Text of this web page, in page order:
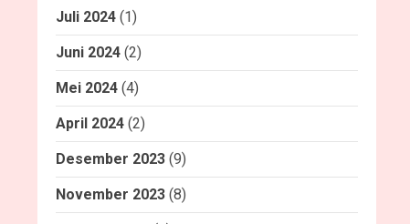
Juli 2024 (1)
Juni 2024 (2)
Mei 2024 (4)
April 2024 (2)
Desember 2023 (9)
November 2023 (8)